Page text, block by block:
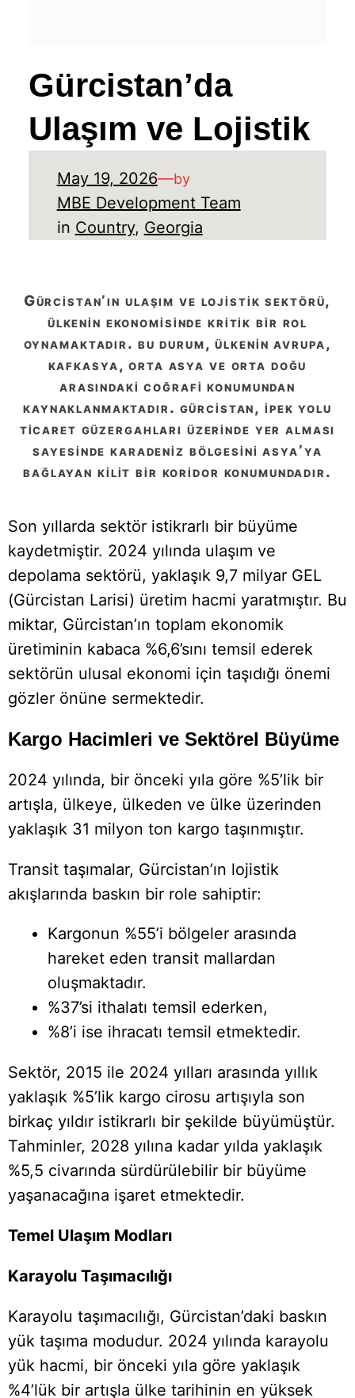
Gürcistan’da
Ulaşım ve Lojistik
May 19, 2026—by
MBE Development Team
in Country, Georgia
gürcistan’ın ulaşım ve lojistik sektörü,
ülkenin ekonomisinde kritik bir rol
oynamaktadır. bu durum, ülkenin avrupa,
kafkasya, orta asya ve orta doğu
arasındaki coğrafi konumundan
kaynaklanmaktadır. gürcistan, i̇pek yolu
ticaret güzergahları üzerinde yer alması
sayesinde karadeniz bölgesini asya’ya
bağlayan kilit bir koridor konumundadır.
Son yıllarda sektör istikrarlı bir büyüme
kaydetmiştir. 2024 yılında ulaşım ve
depolama sektörü, yaklaşık 9,7 milyar GEL
(Gürcistan Larisi) üretim hacmi yaratmıştır. Bu
miktar, Gürcistan’ın toplam ekonomik
üretiminin kabaca %6,6’sını temsil ederek
sektörün ulusal ekonomi için taşıdığı önemi
gözler önüne sermektedir.
Kargo Hacimleri ve Sektörel Büyüme
2024 yılında, bir önceki yıla göre %5’lik bir
artışla, ülkeye, ülkeden ve ülke üzerinden
yaklaşık 31 milyon ton kargo taşınmıştır.
Transit taşımalar, Gürcistan’ın lojistik
akışlarında baskın bir role sahiptir:
Kargonun %55’i bölgeler arasında
hareket eden transit mallardan
oluşmaktadır.
%37’si ithalatı temsil ederken,
%8’i ise ihracatı temsil etmektedir.
Sektör, 2015 ile 2024 yılları arasında yıllık
yaklaşık %5’lik kargo cirosu artışıyla son
birkaç yıldır istikrarlı bir şekilde büyümüştür.
Tahminler, 2028 yılına kadar yılda yaklaşık
%5,5 civarında sürdürülebilir bir büyüme
yaşanacağına işaret etmektedir.
Temel Ulaşım Modları
Karayolu Taşımacılığı
Karayolu taşımacılığı, Gürcistan’daki baskın
yük taşıma modudur. 2024 yılında karayolu
yük hacmi, bir önceki yıla göre yaklaşık
%4’lük bir artışla ülke tarihinin en yüksek